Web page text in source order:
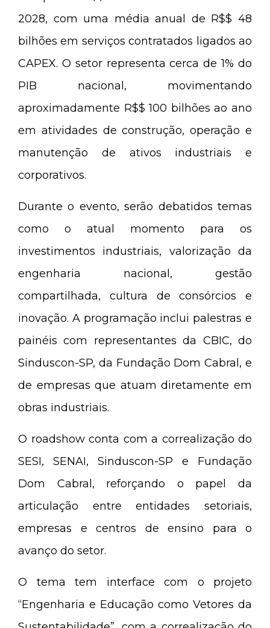
2028, com uma média anual de R$$ 48
bilhões em serviços contratados ligados ao
CAPEX. O setor representa cerca de 1% do
PIB nacional, movimentando
aproximadamente R$$ 100 bilhões ao ano
em atividades de construção, operação e
manutenção de ativos industriais e
corporativos.
Durante o evento, serão debatidos temas
como o atual momento para os
investimentos industriais, valorização da
engenharia nacional, gestão
compartilhada, cultura de consórcios e
inovação. A programação inclui palestras e
painéis com representantes da CBIC, do
Sinduscon-SP, da Fundação Dom Cabral, e
de empresas que atuam diretamente em
obras industriais.
O roadshow conta com a correalização do
SESI, SENAI, Sinduscon-SP e Fundação
Dom Cabral, reforçando o papel da
articulação entre entidades setoriais,
empresas e centros de ensino para o
avanço do setor.
O tema tem interface com o projeto
“Engenharia e Educação como Vetores da